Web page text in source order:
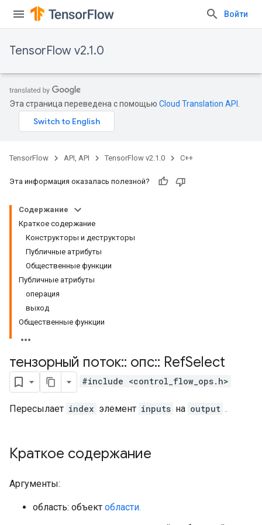
Войти
TensorFlow v2.1.0
Эта страница переведена с помощью Cloud Translation API
TensorFlow API, API TensorFlow v2.1.0 C++
Эта информация оказалась полезной?
Содержание
Краткое содержание
Конструкторы и деструкторы
Публичные атрибуты
Общественные функции
Публичные атрибуты
операция
выход
Общественные функции
тензорный поток:: опс:: RefSelect
#include <control_flow_ops.h>
Пересылает index элемент inputs на output .
Краткое содержание
Аргументы:
область: объект области.